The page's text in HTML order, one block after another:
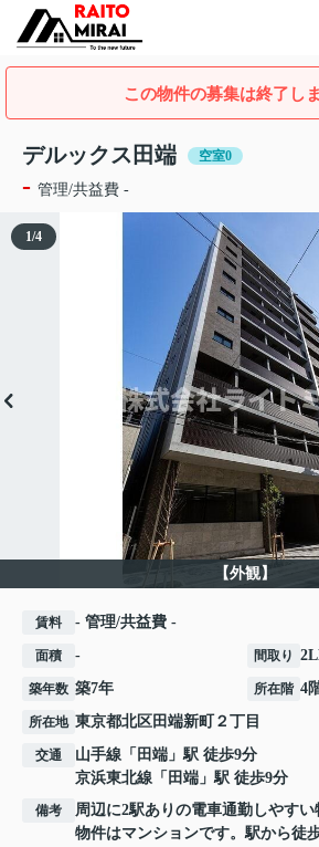
この物件の募集は終了しま
デルックス田端 空室0
- 管理/共益費 -
【外観】
1/4
賃料 - 管理/共益費 -
面積 - 間取り
築年数 築7年 所在階 4
所在地 東京都北区田端新町 ２丁目
交通 山手線 「 田端 」駅 徒歩9分
京浜東北線 「 田端 」駅 徒歩9分
備考
周辺に2駅ありの電車通勤しやす
物件はマンションです。駅から徒